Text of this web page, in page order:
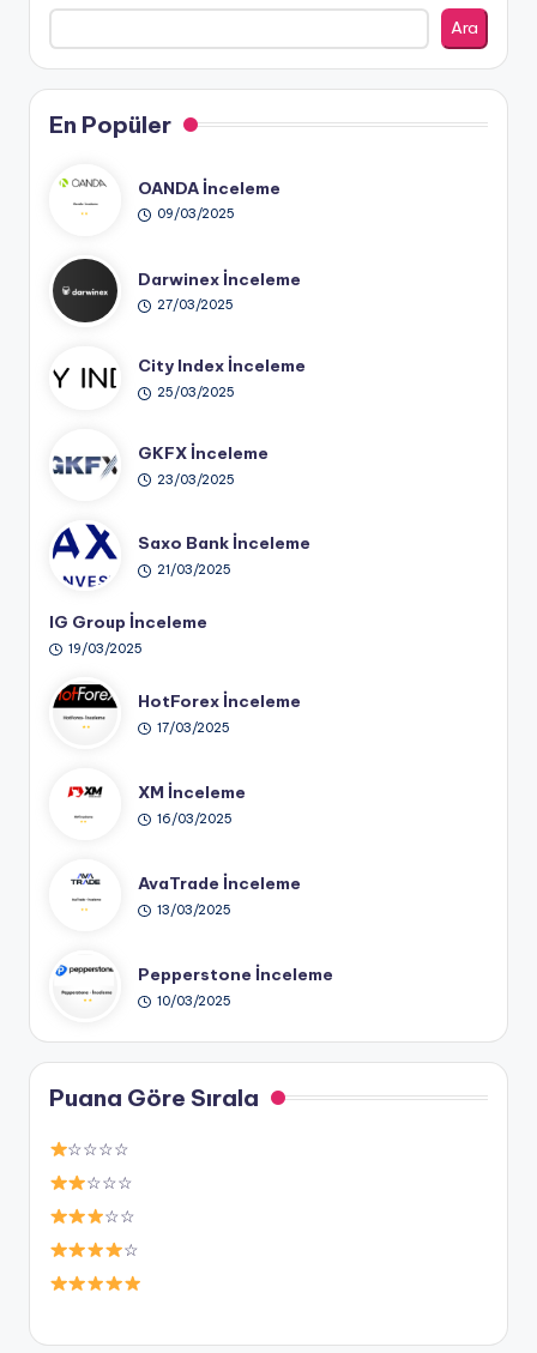
Ara
En Popüler
OANDA İnceleme
09/03/2025
Darwinex İnceleme
27/03/2025
City Index İnceleme
25/03/2025
GKFX İnceleme
23/03/2025
Saxo Bank İnceleme
21/03/2025
IG Group İnceleme
19/03/2025
HotForex İnceleme
17/03/2025
XM İnceleme
16/03/2025
AvaTrade İnceleme
13/03/2025
Pepperstone İnceleme
10/03/2025
Puana Göre Sırala
☆☆☆☆
☆☆☆
☆☆
☆